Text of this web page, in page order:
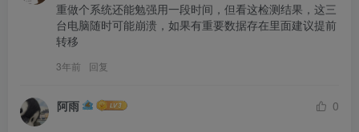
重做个系统还能勉强用一段时间，但看这检测结果，这三
台电脑随时可能崩溃，如果有重要数据存在里面建议提前
转移
3年前 回复
阿雨 0